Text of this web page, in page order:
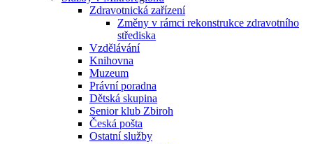
Zdravotnická zařízení
Změny v rámci rekonstrukce zdravotního
střediska
Vzdělávání
Knihovna
Muzeum
Právní poradna
Dětská skupina
Senior klub Zbiroh
Česká pošta
Ostatní služby